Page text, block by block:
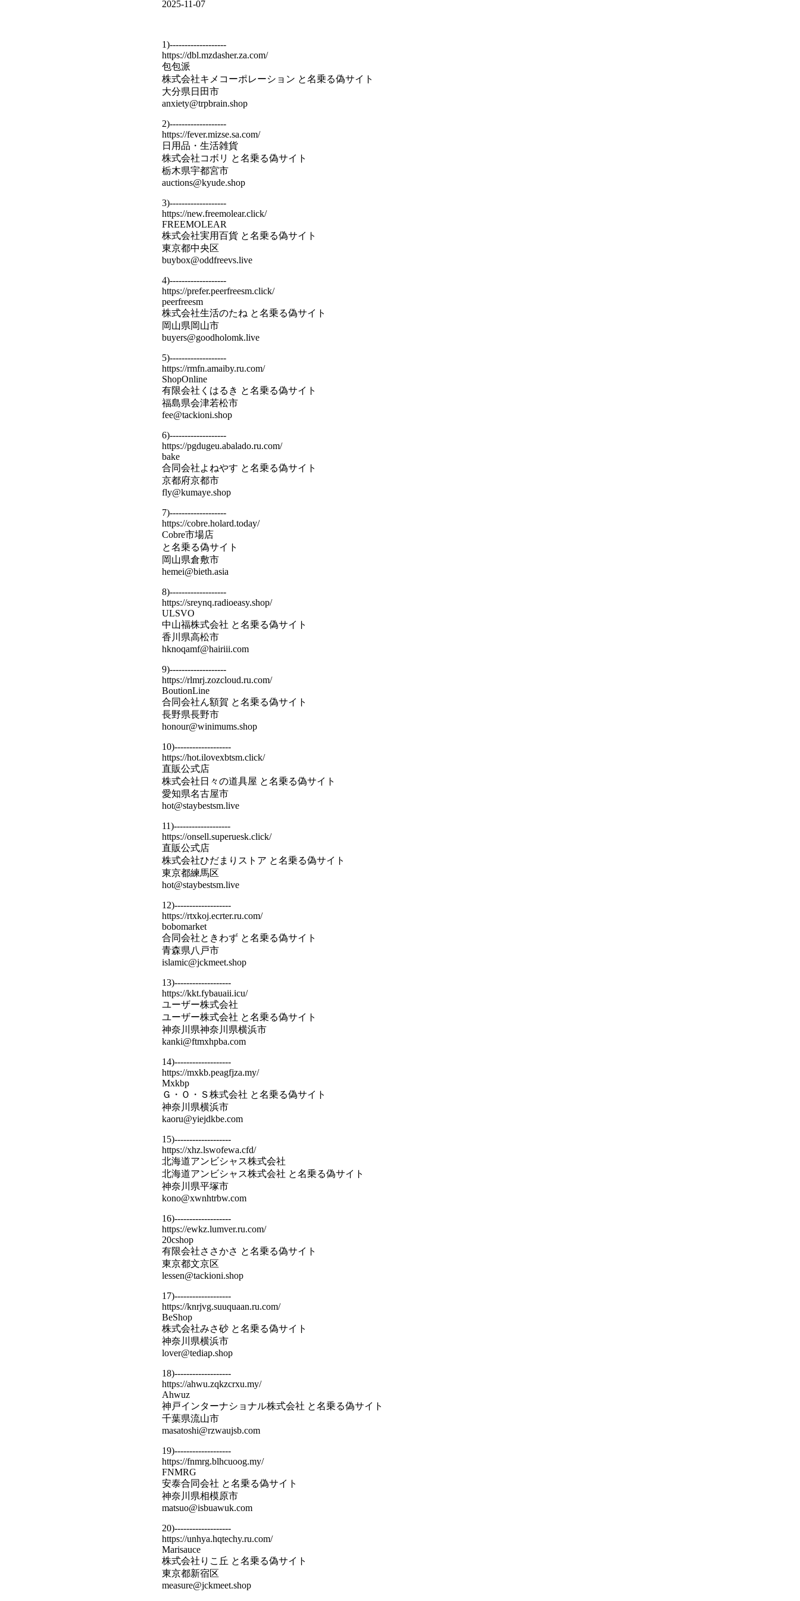
2025-11-07
1)-------------------
https://dbl.mzdasher.za.com/
包包派
株式会社キメコーポレーション と名乗る偽サイト
大分県日田市
anxiety@trpbrain.shop
2)-------------------
https://fever.mizse.sa.com/
日用品・生活雑貨
株式会社コボリ と名乗る偽サイト
栃木県宇都宮市
auctions@kyude.shop
3)-------------------
https://new.freemolear.click/
FREEMOLEAR
株式会社実用百貨 と名乗る偽サイト
東京都中央区
buybox@oddfreevs.live
4)-------------------
https://prefer.peerfreesm.click/
peerfreesm
株式会社生活のたね と名乗る偽サイト
岡山県岡山市
buyers@goodholomk.live
5)-------------------
https://rmfn.amaiby.ru.com/
ShopOnline
有限会社くはるき と名乗る偽サイト
福島県会津若松市
fee@tackioni.shop
6)-------------------
https://pgdugeu.abalado.ru.com/
bake
合同会社よねやす と名乗る偽サイト
京都府京都市
fly@kumaye.shop
7)-------------------
https://cobre.holard.today/
Cobre市場店
と名乗る偽サイト
岡山県倉敷市
hemei@bieth.asia
8)-------------------
https://sreynq.radioeasy.shop/
ULSVO
中山福株式会社 と名乗る偽サイト
香川県高松市
hknoqamf@hairiii.com
9)-------------------
https://rlmrj.zozcloud.ru.com/
BoutionLine
合同会社ん額賀 と名乗る偽サイト
長野県長野市
honour@winimums.shop
10)-------------------
https://hot.ilovexbtsm.click/
直販公式店
株式会社日々の道具屋 と名乗る偽サイト
愛知県名古屋市
hot@staybestsm.live
11)-------------------
https://onsell.superuesk.click/
直販公式店
株式会社ひだまりストア と名乗る偽サイト
東京都練馬区
hot@staybestsm.live
12)-------------------
https://rtxkoj.ecrter.ru.com/
bobomarket
合同会社ときわず と名乗る偽サイト
青森県八戸市
islamic@jckmeet.shop
13)-------------------
https://kkt.fybauaii.icu/
ユーザー株式会社
ユーザー株式会社 と名乗る偽サイト
神奈川県神奈川県横浜市
kanki@ftmxhpba.com
14)-------------------
https://mxkb.peagfjza.my/
Mxkbp
Ｇ・Ｏ・Ｓ株式会社 と名乗る偽サイト
神奈川県横浜市
kaoru@yiejdkbe.com
15)-------------------
https://xhz.lswofewa.cfd/
北海道アンビシャス株式会社
北海道アンビシャス株式会社 と名乗る偽サイト
神奈川県平塚市
kono@xwnhtrbw.com
16)-------------------
https://ewkz.lumver.ru.com/
20cshop
有限会社ささかさ と名乗る偽サイト
東京都文京区
lessen@tackioni.shop
17)-------------------
https://knrjvg.suuquaan.ru.com/
BeShop
株式会社みさ砂 と名乗る偽サイト
神奈川県横浜市
lover@tediap.shop
18)-------------------
https://ahwu.zqkzcrxu.my/
Ahwuz
神戸インターナショナル株式会社 と名乗る偽サイト
千葉県流山市
masatoshi@rzwaujsb.com
19)-------------------
https://fnmrg.blhcuoog.my/
FNMRG
安泰合同会社 と名乗る偽サイト
神奈川県相模原市
matsuo@isbuawuk.com
20)-------------------
https://unhya.hqtechy.ru.com/
Marisauce
株式会社りこ丘 と名乗る偽サイト
東京都新宿区
measure@jckmeet.shop